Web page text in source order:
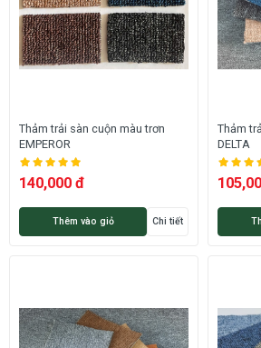
Thảm trải sàn cuộn màu trơn
EMPEROR
140,000 đ
Thêm vào giỏ Chi tiết
Thảm
DELTA